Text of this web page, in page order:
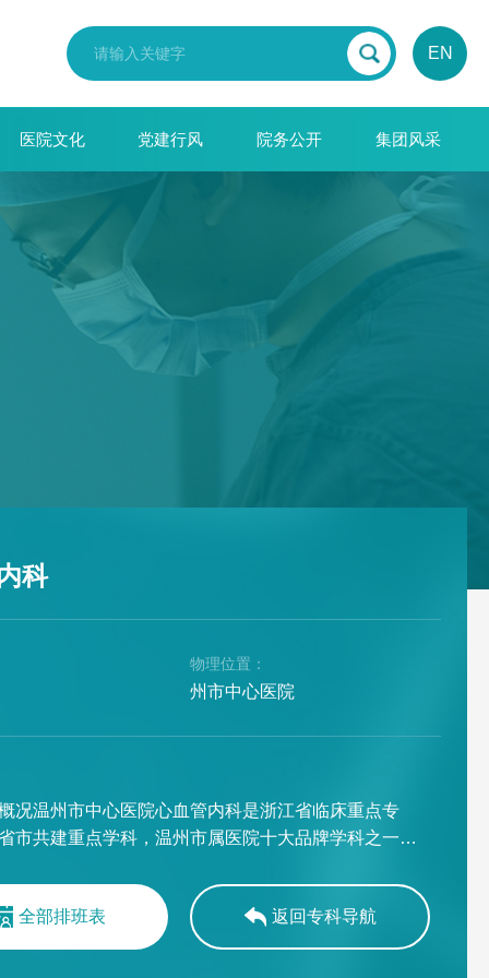
EN
医院文化 党建行风 院务公开 集团风采
科
物理位置：
州市中心医院
况温州市中心医院心血管内科是浙江省临床重点专
市共建重点学科，温州市属医院十大品牌学科之一，
心、心脏康复中心、高血压达标中心、心衰中心认证
市卫生健康实用技术和适宜技术培育推广中心，国家
规范化培训基地,国家心血管病中心高血压病专病医联体
全部排班表 返回专科导航